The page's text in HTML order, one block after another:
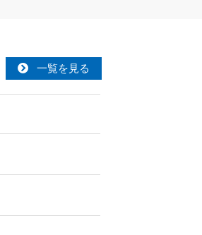
一覧を見る